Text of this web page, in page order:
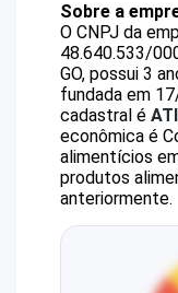
Sobre a
O CNPJ da
48.640.533/
GO, possui 3
fundada em
cadastral é
econômica é
alimentícios
produtos
anteriormente.